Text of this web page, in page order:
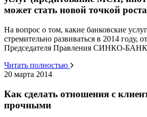
может стать новой точкой
На вопрос о том, какие банковские
стремительно развиваться в 2014 году,
Председателя Правления СИНКО-
Читать полностью
20 марта 2014
Как сделать отношения с
прочными